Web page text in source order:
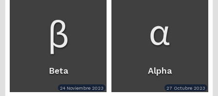
Beta
24 Noviembre 2023
Alpha
27 Octubre 2023